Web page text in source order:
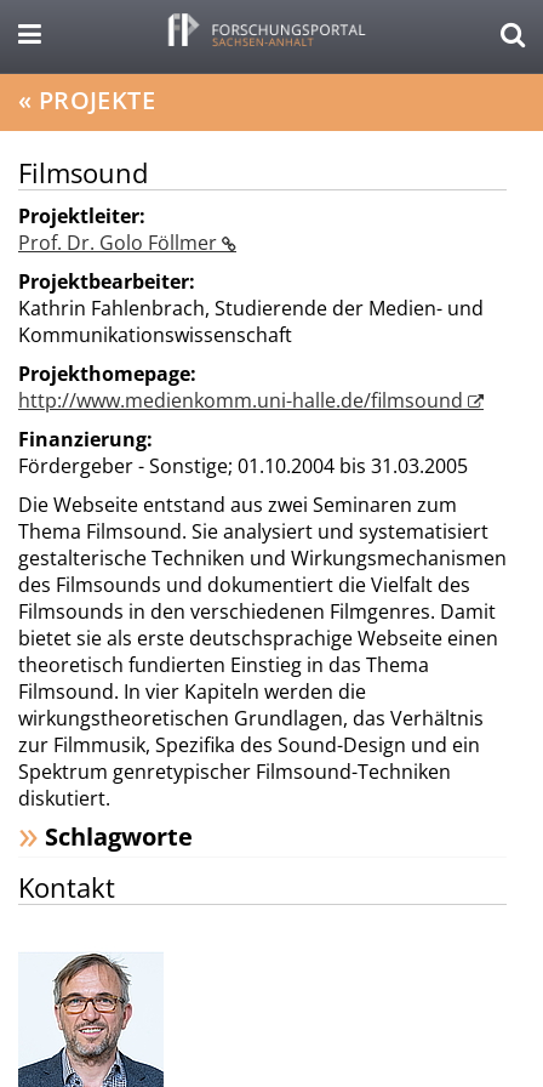
« PROJEKTE
Filmsound
Projektleiter:
Prof. Dr. Golo Föllmer
Projektbearbeiter:
Kathrin Fahlenbrach, Studierende der Medien- und
Kommunikationswissenschaft
Projekthomepage:
http://www.medienkomm.uni-halle.de/filmsound
Finanzierung:
Fördergeber - Sonstige; 01.10.2004 bis 31.03.2005
Die Webseite entstand aus zwei Seminaren zum
Thema Filmsound. Sie analysiert und systematisiert
gestalterische Techniken und Wirkungsmechanismen
des Filmsounds und dokumentiert die Vielfalt des
Filmsounds in den verschiedenen Filmgenres. Damit
bietet sie als erste deutschsprachige Webseite einen
theoretisch fundierten Einstieg in das Thema
Filmsound. In vier Kapiteln werden die
wirkungstheoretischen Grundlagen, das Verhältnis
zur Filmmusik, Spezifika des Sound-Design und ein
Spektrum genretypischer Filmsound-Techniken
diskutiert.
Schlagworte
Kontakt